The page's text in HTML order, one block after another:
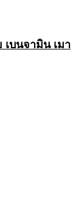
เบนจามิน เมา